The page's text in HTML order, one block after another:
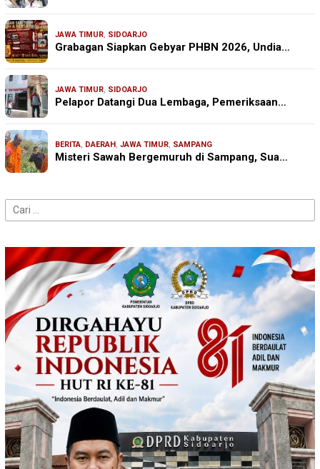
JAWA TIMUR, SIDOARJO
Grabagan Siapkan Gebyar PHBN 2026, Undia…
JAWA TIMUR, SIDOARJO
Pelapor Datangi Dua Lembaga, Pemeriksaan…
BERITA, DAERAH, JAWA TIMUR, SAMPANG
Misteri Sawah Bergemuruh di Sampang, Sua…
Cari
untuk: